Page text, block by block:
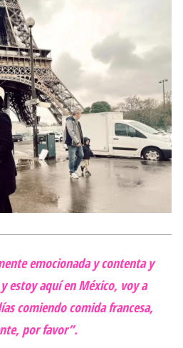
emocionada y contenta y
estoy aquí en México, voy a
comiendo comida francesa,
por favor”.